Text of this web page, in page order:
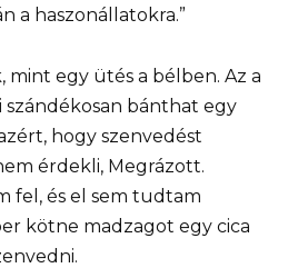
a haszonállatokra.”
egy ütés a bélben. Az a
bánthat egy
hogy szenvedést
érdekli, Megrázott.
fel, és el sem tudtam
kötne madzagot egy cica